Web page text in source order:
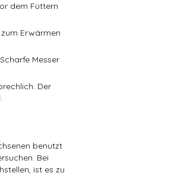
dem Füttern
Erwärmen
Messer
Der
benutzt
Bei
ist es zu